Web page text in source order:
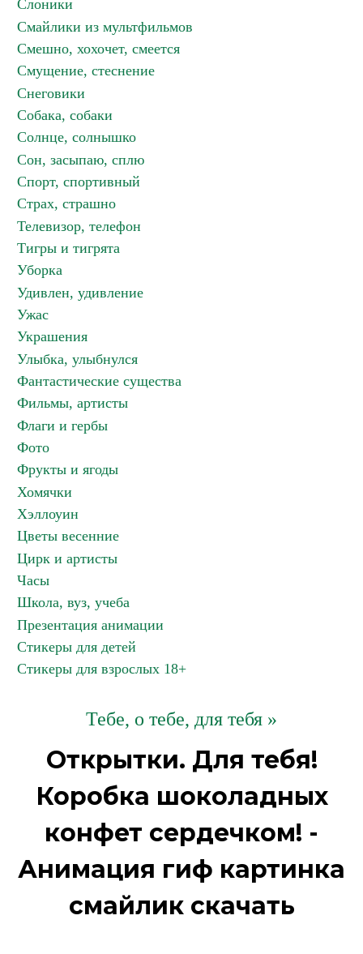
Слоники
Смайлики из мультфильмов
Смешно, хохочет, смеется
Смущение, стеснение
Снеговики
Собака, собаки
Солнце, солнышко
Сон, засыпаю, сплю
Спорт, спортивный
Страх, страшно
Телевизор, телефон
Тигры и тигрята
Уборка
Удивлен, удивление
Ужас
Украшения
Улыбка, улыбнулся
Фантастические существа
Фильмы, артисты
Флаги и гербы
Фото
Фрукты и ягоды
Хомячки
Хэллоуин
Цветы весенние
Цирк и артисты
Часы
Школа, вуз, учеба
Презентация анимации
Стикеры для детей
Стикеры для взрослых 18+
Тебе, о тебе, для тебя »
Открытки. Для тебя!
Коробка шоколадных
конфет сердечком! -
Анимация гиф картинка
смайлик скачать